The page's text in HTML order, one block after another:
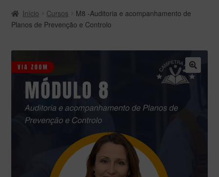
Início Cursos
M8 -Auditoria e acompanhamento de
Planos de Prevenção e Controlo